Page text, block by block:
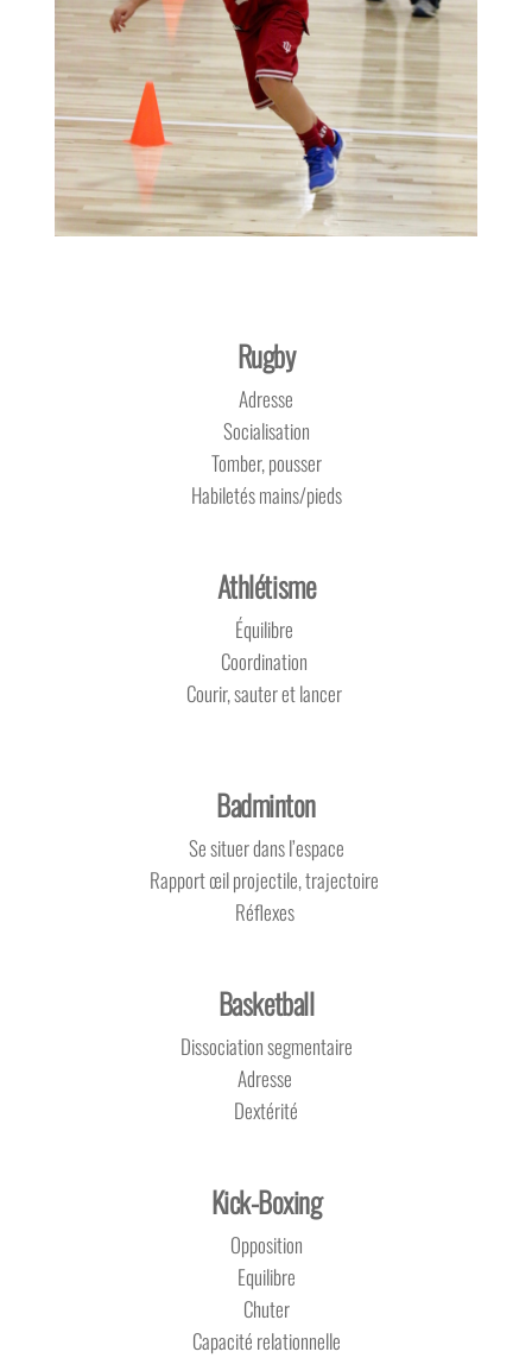
Rugby
Adresse
Socialisation
Tomber, pousser
Habiletés mains/pieds
Athlétisme
Équilibre
Coordination
Courir, sauter et lancer
Badminton​
Se situer dans l’espace
Rapport œil projectile, trajectoire
Réflexes ​
Basketball​
Dissociation segmentaire
Adresse
Dextérité​
Kick-Boxing
Opposition
Equilibre
Chuter
Capacité relationnelle